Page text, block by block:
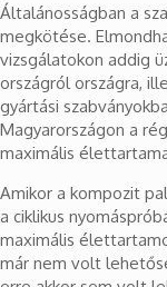
Általánosságban a
megkötése.
vizsgálatokon addig
országról országra,
gyártási
Magyarországon a
maximális
Amikor a kompozit
a ciklikus
maximális
már nem volt